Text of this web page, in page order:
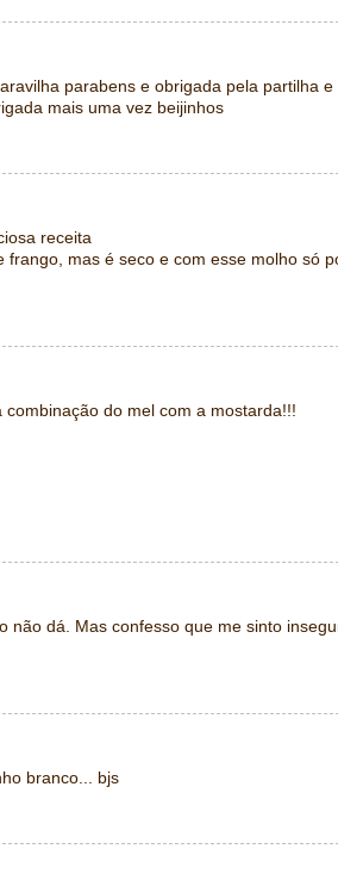
parabens e obrigada pela partilha
mais uma vez beijinhos
receita
frango, mas é seco e com esse molho só
do mel com a mostarda!!!
não dá. Mas confesso que me sinto
branco... bjs